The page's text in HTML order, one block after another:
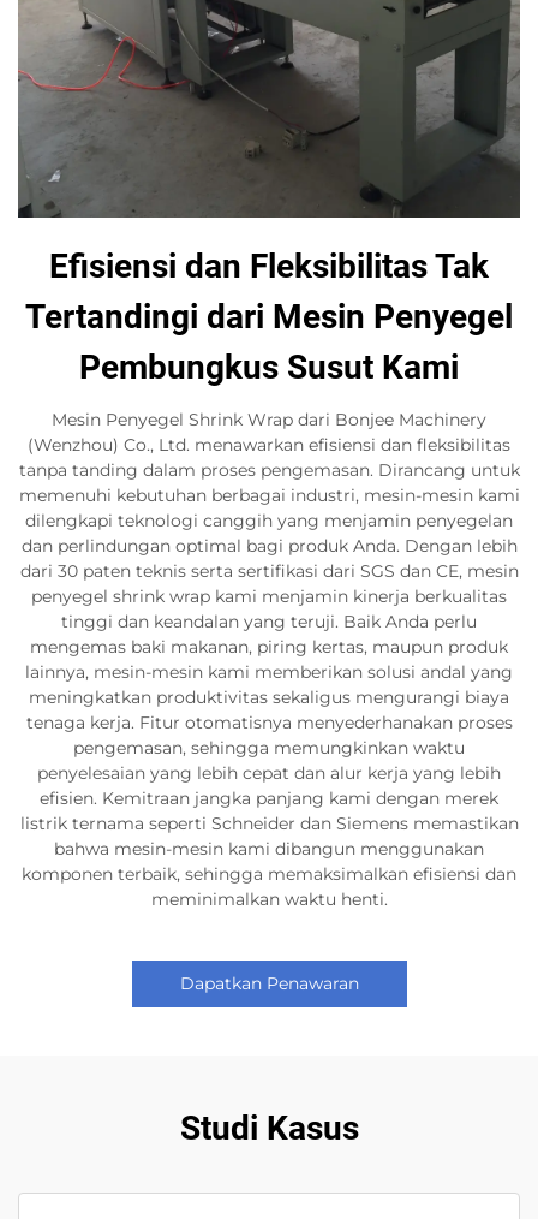
Efisiensi dan Fleksibilitas Tak
Tertandingi dari Mesin Penyegel
Pembungkus Susut Kami
Mesin Penyegel Shrink Wrap dari Bonjee Machinery
(Wenzhou) Co., Ltd. menawarkan efisiensi dan fleksibilitas
tanpa tanding dalam proses pengemasan. Dirancang untuk
memenuhi kebutuhan berbagai industri, mesin-mesin kami
dilengkapi teknologi canggih yang menjamin penyegelan
dan perlindungan optimal bagi produk Anda. Dengan lebih
dari 30 paten teknis serta sertifikasi dari SGS dan CE, mesin
penyegel shrink wrap kami menjamin kinerja berkualitas
tinggi dan keandalan yang teruji. Baik Anda perlu
mengemas baki makanan, piring kertas, maupun produk
lainnya, mesin-mesin kami memberikan solusi andal yang
meningkatkan produktivitas sekaligus mengurangi biaya
tenaga kerja. Fitur otomatisnya menyederhanakan proses
pengemasan, sehingga memungkinkan waktu
penyelesaian yang lebih cepat dan alur kerja yang lebih
efisien. Kemitraan jangka panjang kami dengan merek
listrik ternama seperti Schneider dan Siemens memastikan
bahwa mesin-mesin kami dibangun menggunakan
komponen terbaik, sehingga memaksimalkan efisiensi dan
meminimalkan waktu henti.
Dapatkan Penawaran
Studi Kasus